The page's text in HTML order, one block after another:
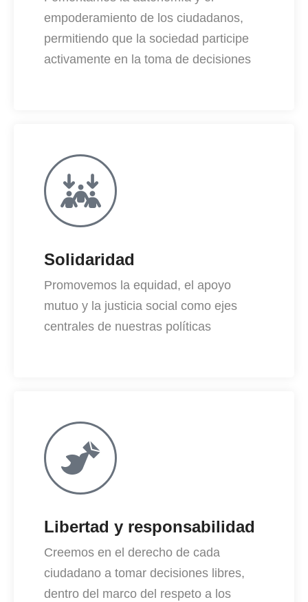
empoderamiento de los ciudadanos,
permitiendo que la sociedad participe
activamente en la toma de decisiones
Solidaridad
Promovemos la equidad, el apoyo
mutuo y la justicia social como ejes
centrales de nuestras políticas
Libertad y responsabilidad
Creemos en el derecho de cada
ciudadano a tomar decisiones libres,
dentro del marco del respeto a los